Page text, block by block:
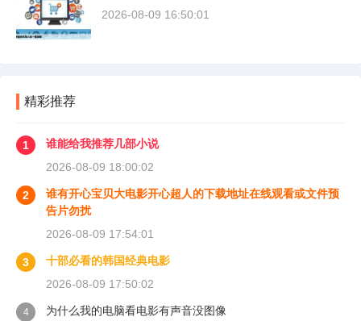
2026-08-09 16:50:01
精彩推荐
1
谁能给我推荐几部小说
2026-08-09 18:00:02
2
谁有开心宝贝大电影开心超人的下载地址在线观看或文件预
告片勿扰
2026-08-09 17:54:01
3
十部必看的韩国经典电影
2026-08-09 17:50:02
4 为什么我的电脑看电影有声音没图像